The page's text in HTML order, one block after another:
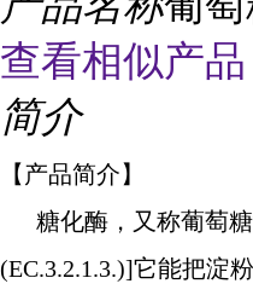
查看相似产
简介
【产品简介】
糖化酶，又称葡萄糖
(EC.3.2.1.3.)]它能把淀